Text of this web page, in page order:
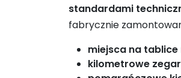
standardami
fabrycznie
miejsca na
kilometrowe